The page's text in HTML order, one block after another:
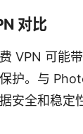
对比
VPN 可能
护。与
安全和稳定